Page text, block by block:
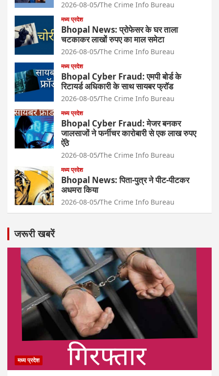
2026-08-05 The Crime Info Bureau
मध्य प्रदेश
Bhopal News: प्रोफेसर के घर ताला
चटकाकर लाखों रुपए का माल समेटा
2026-08-05 The Crime Info Bureau
मध्य प्रदेश
Bhopal Cyber Fraud: एमपी बोर्ड के
रिटायर्ड अधिकारी के साथ सायबर फ्रॉड
2026-08-05 The Crime Info Bureau
मध्य प्रदेश
Bhopal Cyber Fraud: मेजर बनकर
जालसाजों ने फर्नीचर कारोबारी से एक लाख रुपए
ऐंठे
2026-08-05 The Crime Info Bureau
मध्य प्रदेश
Bhopal News: पिता-पुत्र ने पीट-पीटकर
अधमरा किया
2026-08-05 The Crime Info Bureau
जरूरी खबरें
मध्य प्रदेश